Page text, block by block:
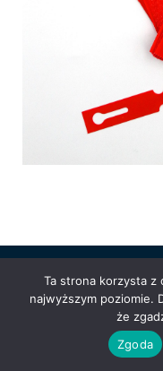
Powered by
Logowanie / rejestracja
sklepu
Ta strona korzysta z
najwyższym poziomie.
że
Zgoda